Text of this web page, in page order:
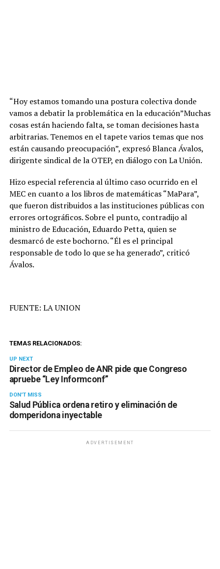
“Hoy estamos tomando una postura colectiva donde
vamos a debatir la problemática en la educación”Muchas
cosas están haciendo falta, se toman decisiones hasta
arbitrarias. Tenemos en el tapete varios temas que nos
están causando preocupación”, expresó Blanca Ávalos,
dirigente sindical de la OTEP, en diálogo con La Unión.
Hizo especial referencia al último caso ocurrido en el
MEC en cuanto a los libros de matemáticas “MaPara”,
que fueron distribuidos a las instituciones públicas con
errores ortográficos. Sobre el punto, contradijo al
ministro de Educación, Eduardo Petta, quien se
desmarcó de este bochorno. “Él es el principal
responsable de todo lo que se ha generado”, criticó
Ávalos.
FUENTE: LA UNION
TEMAS RELACIONADOS:
UP NEXT
Director de Empleo de ANR pide que Congreso
apruebe “Ley Informconf”
DON'T MISS
Salud Pública ordena retiro y eliminación de
domperidona inyectable
ADVERTISEMENT